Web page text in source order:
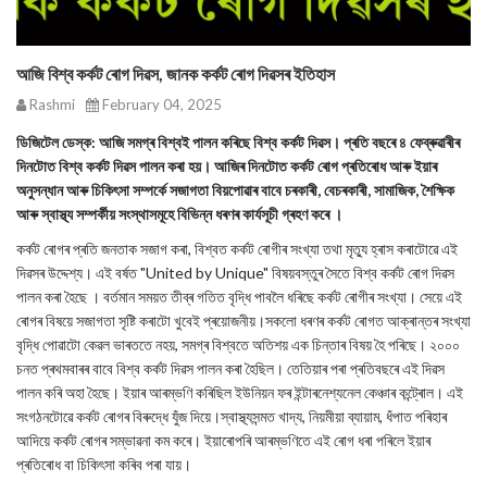
আজি বিশ্ব কৰ্কট ৰোগ দিৱস, জানক কৰ্কট ৰোগ দিৱসৰ ইতিহাস
Rashmi February 04, 2025
ডিজিটেল ডেস্ক: আজি সমগ্ৰ বিশ্বই পালন কৰিছে বিশ্ব কৰ্কট দিৱস। প্ৰতি বছৰে ৪ ফেব্ৰুৱাৰীৰ
দিনটোত বিশ্ব কৰ্কট দিৱস পালন কৰা হয়। আজিৰ দিনটোত কৰ্কট ৰোগ প্ৰতিৰোধ আৰু ইয়াৰ
অনুসন্ধান আৰু চিকিৎসা সম্পৰ্কে সজাগতা বিয়পোৱাৰ বাবে চৰকাৰী, বেচৰকাৰী, সামাজিক, শৈক্ষিক
আৰু স্বাস্থ্য সম্পৰ্কীয় সংস্থাসমূহে বিভিন্ন ধৰণৰ কাৰ্যসূচী গ্ৰহণ কৰে ।
কৰ্কট ৰোগৰ প্ৰতি জনতাক সজাগ কৰা, বিশ্বত কৰ্কট ৰোগীৰ সংখ্যা তথা মৃত্যু হ্ৰাস কৰাটোৱে এই
দিৱসৰ উদ্দেশ্য। এই বৰ্ষত "United by Unique" বিষয়বস্তুৰ সৈতে বিশ্ব কৰ্কট ৰোগ দিৱস
পালন কৰা হৈছে । বৰ্তমান সময়ত তীব্ৰ গতিত বৃদ্ধি পাবলৈ ধৰিছে কৰ্কট ৰোগীৰ সংখ্যা। সেয়ে এই
ৰোগৰ বিষয়ে সজাগতা সৃষ্টি কৰাটো খুবেই প্ৰয়োজনীয়।সকলো ধৰণৰ কৰ্কট ৰোগত আক্ৰান্তৰ সংখ্যা
বৃদ্ধি পোৱাটো কেৱল ভাৰততে নহয়, সমগ্ৰ বিশ্বতে অতিশয় এক চিন্তাৰ বিষয় হৈ পৰিছে। ২০০০
চনত প্ৰথমবাৰৰ বাবে বিশ্ব কৰ্কট দিৱস পালন কৰা হৈছিল। তেতিয়াৰ পৰা প্ৰতিবছৰে এই দিৱস
পালন কৰি অহা হৈছে। ইয়াৰ আৰম্ভণি কৰিছিল ইউনিয়ন ফৰ ইন্টাৰনেশ্যনেল কেঞ্চাৰ কন্ট্ৰোল। এই
সংগঠনটোৱে কৰ্কট ৰোগৰ বিৰুদ্ধে যুঁজ দিয়ে।স্বাস্থ্যসন্মত খাদ্য, নিয়মীয়া ব্যায়াম, ধঁপাত পৰিহাৰ
আদিয়ে কৰ্কট ৰোগৰ সম্ভাৱনা কম কৰে। ইয়াৰোপৰি আৰম্ভণিতে এই ৰোগ ধৰা পৰিলে ইয়াৰ
প্ৰতিৰোধ বা চিকিৎসা কৰিব পৰা যায়।